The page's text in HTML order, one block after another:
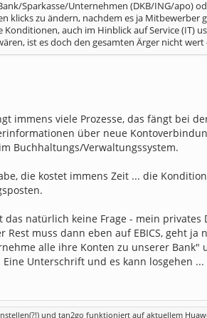
Sparkasse/Unternehmen (DKB/ING/apo)
klicks zu ändern, nachdem es ja Mitbewerber
auch im Hinblick auf Service (IT)
ist es doch den gesamten Ärger nicht wert
immens viele Prozesse, das fängt bei
über neue
Buchhaltungs/Verwaltungssystem.
die kostet immens Zeit ... die
natürlich keine Frage - mein privates
muss dann eben auf EBICS, geht ja
alle ihre Konten zu unserer
Unterschrift und es kann losgehen ...
und tan2go funktioniert auf aktuellem